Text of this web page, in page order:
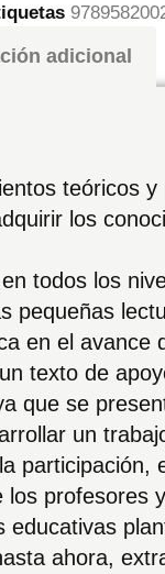
adicional
teóricos
los
todos los
pequeñas
en el avance
texto de
que se
un
profesores
educativas
ahora,